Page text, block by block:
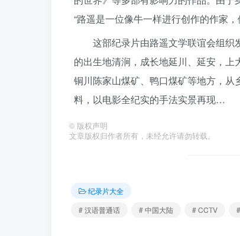
“路遥是一位像牛一样进行创作的作家
这部纪录片由路遥文学联谊会组
的出生地清涧，成长地延川、延安，
铜川陈家山煤矿、鸭口煤矿等地方，
料，以电影全纪实的手法实景再现…
© 版权声明
文章版权归作者所有，未经允许请勿转载。
纪录片大全
# 汉语普通话
# 中国大陆 # CCTV